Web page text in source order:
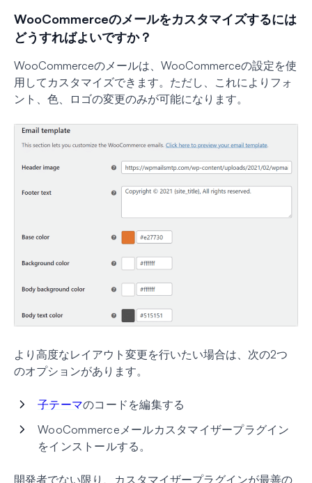
WooCommerceのメールをカスタマイズするには
どうすればよいですか？
WooCommerceのメールは、WooCommerceの設定を使
用してカスタマイズできます。ただし、これによりフォ
ント、色、ロゴの変更のみが可能になります。
より高度なレイアウト変更を行いたい場合は、次の2つ
のオプションがあります。
子テーマのコードを編集する
WooCommerceメールカスタマイザープラグイン
をインストールする。
開発者でない限り、カスタマイザープラグインが最善の